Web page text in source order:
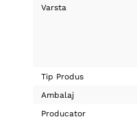
Varsta
Tip Produs
Ambalaj
Producator